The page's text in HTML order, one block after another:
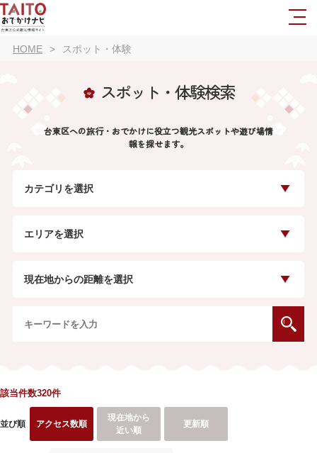
HOME スポット・体験
スポット・体験検索
台東区への旅行・おでかけに役立つ観光スポットや遊び場情
報を探せます。
カテゴリを選択
エリアを選択
現在地からの距離を選択
該当件数320件
並び順 アクセス数順
現在地から
近い順
更新順